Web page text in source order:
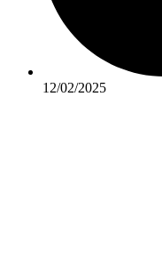
12/02/2025